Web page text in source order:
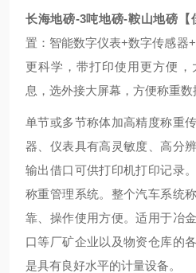
长海地磅-3吨地磅-鞍山地磅【
置：智能数字仪表+数字传感器
更科学，带打印使用更方便
息，选外接大屏幕，方便称重数
单节或多节称体加高精度称重
器、仪表具有高灵敏度、高分
输出借口可供打印机打印记录
称重管理系统。整个汽车系统
靠、操作使用方便。适用于冶
口等厂矿企业以及物资仓库的
是具有良好水平的计量设备。